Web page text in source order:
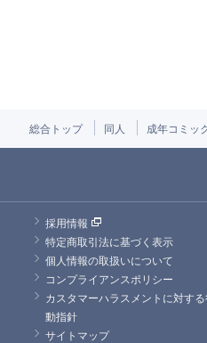
総合トップ 同人 成年コミッ
採用情報
特定商取引法に基づく表示
個人情報の取扱いについて
コンプライアンスポリシー
カスタマーハラスメントに対す
動指針
サイトマップ